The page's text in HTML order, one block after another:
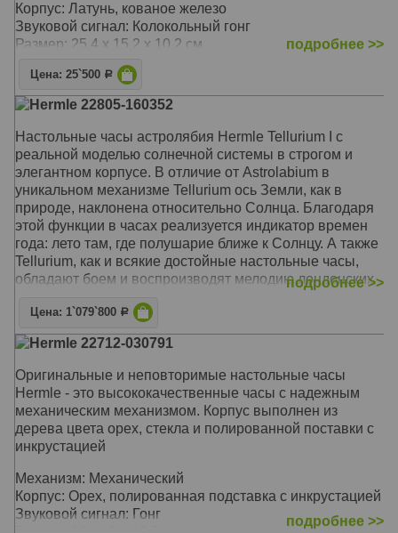
Корпус: Латунь, кованое железо
Звуковой сигнал: Колокольный гонг
Размер: 25,4 х 15,2 х 10,2 см
подробнее >>
Цена: 25`500 Р
Hermle 22805-160352
Настольные часы астролябия Hermle Tellurium I с
реальной моделью солнечной системы в строгом и
элегантном корпусе. В отличие от Astrolabium в
уникальном механизме Tellurium ось Земли, как в
природе, наклонена относительно Солнца. Благодаря
этой функции в часах реализуется индикатор времен
года: лето там, где полушарие ближе к Солнцу. А также
Tellurium, как и всякие достойные настольные часы,
обладают боем и воспроизводят мелодию лондонских
имеется функция автоматического ночного отключения
Корпус: Вишня, хрустальный купол
Размер: 35 х 29 х 29 см
подробнее >>
Цена: 1`079`800 Р
Hermle 22712-030791
Оригинальные и неповторимые настольные часы
Hermle - это высококачественные часы с надежным
механическим механизмом. Корпус выполнен из
дерева цвета орех, стекла и полированной поставки с
инкрустацией
Механизм: Механический
Корпус: Орех, полированная подставка с инкрустацией
Звуковой сигнал: Гонг
подробнее >>